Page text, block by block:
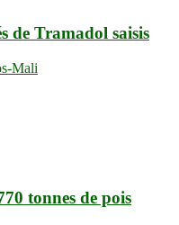
de Tramadol saisis
Mali
tonnes de pois